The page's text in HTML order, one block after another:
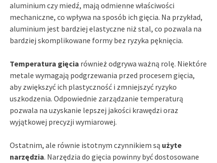
aluminium czy miedź, mają odmienne właściwości
mechaniczne, co wpływa na sposób ich gięcia. Na przykład,
aluminium jest bardziej elastyczne niż stal, co pozwala na
bardziej skomplikowane formy bez ryzyka pęknięcia.
Temperatura gięcia również odgrywa ważną rolę. Niektóre
metale wymagają podgrzewania przed procesem gięcia,
aby zwiększyć ich plastyczność i zmniejszyć ryzyko
uszkodzenia. Odpowiednie zarządzanie temperaturą
pozwala na uzyskanie lepszej jakości krawędzi oraz
wyjątkowej precyzji wymiarowej.
Ostatnim, ale równie istotnym czynnikiem są użyte
narzędzia. Narzędzia do gięcia powinny być dostosowane